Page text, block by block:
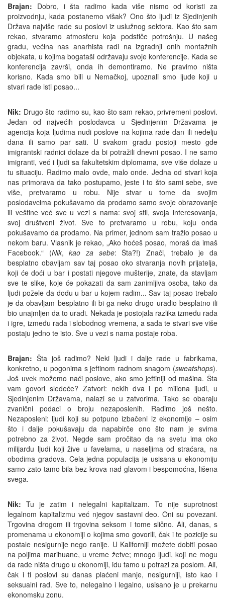
Brajan: Dobro, i šta radimo kada više nismo od koristi za
proizvodnju, kada postanemo višak? Ono što ljudi iz Sjedinjenih
Država najviše rade su poslovi iz uslužnog sektora. Kao što sam
rekao, stvaramo atmosferu koja podstiče potrošnju. U našeg
gradu, većina nas anarhista radi na izgradnji onih montažnih
objekata, u kojima bogataši održavaju svoje konferencije. Kada se
konferencija završi, onda ih demontiramo. Ne pravimo ništa
korisno. Kada smo bili u Nemačkoj, upoznali smo ljude koji u
stvari rade isti posao...
Nik: Drugo što radimo su, kao što sam rekao, privremeni poslovi.
Jedan od najvećih poslodavca u Sjedinjenim Državama je
agencija koja ljudima nudi poslove na kojima rade dan ili nedelju
dana ili samo par sati. U svakom gradu postoji mesto gde
imigrantski radnici dolaze da bi potražili dnevni posao. I ne samo
imigranti, već i ljudi sa fakultetskim diplomama, sve više dolaze u
tu situaciju. Radimo malo ovde, malo onde. Jedna od stvari koja
nas primorava da tako postupamo, jeste i to što sami sebe, sve
više, pretvaramo u robu. Nije stvar u tome da svojim
poslodavcima pokušavamo da prodamo samo svoje obrazovanje
ili veštine već sve u vezi s nama: svoj stil, svoja interesovanja,
svoj društveni život. Sve to pretvaramo u robu, koju onda
pokušavamo da prodamo. Na primer, jednom sam tražio posao u
nekom baru. Vlasnik je rekao, „Ako hoćeš posao, moraš da imaš
Facebook.“ (Nik,kao za sebe: Šta?!) Znači, trebalo je da
besplatno obavljam sav taj posao oko stvaranja novih prijatelja,
koji će doći u bar i postati njegove mušterije, znate, da stavljam
sve te slike, koje će pokazati da sam zanimljiva osoba, tako da
ljudi požele da dođu u bar u kojem radim... Sav taj posao trebalo
je da obavljam besplatno ili bi ga neko drugo uradio besplatno ili
bio unajmljen da to uradi. Nekada je postojala razlika između rada
i igre, između rada i slobodnog vremena, a sada te stvari sve više
postaju jedno te isto. Sve u vezi s nama postaje roba.
Brajan: Šta još radimo? Neki ljudi i dalje rade u fabrikama,
konkretno, u pogonima s jeftinom radnom snagom (sweatshops).
Još uvek možemo naći poslove, ako smo jeftiniji od mašina. Šta
vam govori sledeće? Zatvori: nekih dva i po miliona ljudi, u
Sjedinjenim Državama, nalazi se u zatvorima. Tako se obaraju
zvanični podaci o broju nezaposlenih. Radimo još nešto.
Nezaposleni: ljudi koji su potpuno izbačeni iz ekonomije – osim
što i dalje pokušavaju da napabirče ono što nam je svima
potrebno za život. Negde sam pročitao da na svetu ima oko
milijardu ljudi koji žive u favelama, u naseljima od straćara, na
obodima gradova. Cela jedna populacija je usisana u ekonomiju
samo zato tamo bila bez krova nad glavom i bespomoćna, lišena
svega.
Nik: Tu je zatim i nelegalni kapitalizam. To nije suprotnost
legalnom kapitalizmu već njegov sastavni deo. Oni su povezani.
Trgovina drogom ili trgovina seksom i tome slično. Ali, danas, s
promenama u ekonomiji o kojima smo govorili, čak i te pozicije su
postale nesigurnije nego ranije. U Kaliforniji možete dobiti posao
na poljima marihuane, u vreme žetve; mnogo ljudi, koji ne mogu
da rade ništa drugo u ekonomiji, idu tamo u potrazi za poslom. Ali,
čak i ti poslovi su danas plaćeni manje, nesigurniji, isto kao i
seksualni rad. Sve to, nelegalno i legalno, usisano je u prekarnu
ekonomsku zonu.